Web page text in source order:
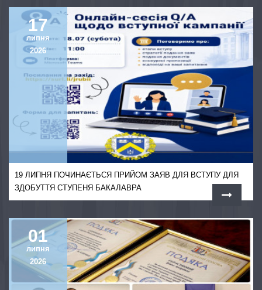
17
липня
2026
19 ЛИПНЯ ПОЧИНАЄТЬСЯ ПРИЙОМ ЗАЯВ ДЛЯ ВСТУПУ ДЛЯ
ЗДОБУТТЯ СТУПЕНЯ БАКАЛАВРА
01
липня
2026